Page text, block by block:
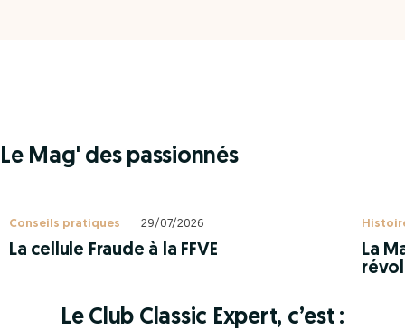
Le Mag' des passionnés
Conseils pratiques 29/07/2026
La cellule Fraude à la FFVE
La
Le Club Classic Expert, c’est :